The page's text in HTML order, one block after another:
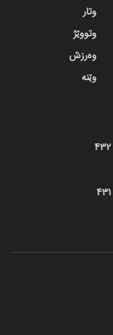
وتار
وتووێژ
وەرزش
وێنە